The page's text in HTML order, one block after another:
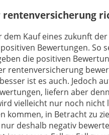
Kauf eines zukunft
Bewertungen.
die positiven
rentenversicherung
ist es auch. Jedoch
liefern aber
vielleicht nur noch
in Betracht zu
deshalb negativ